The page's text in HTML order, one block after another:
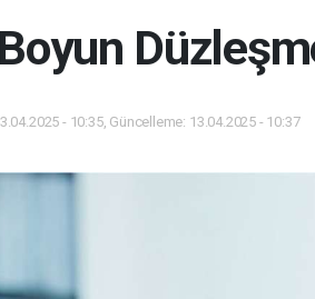
- 10:35, Güncelleme: 13.04.2025 - 10:37